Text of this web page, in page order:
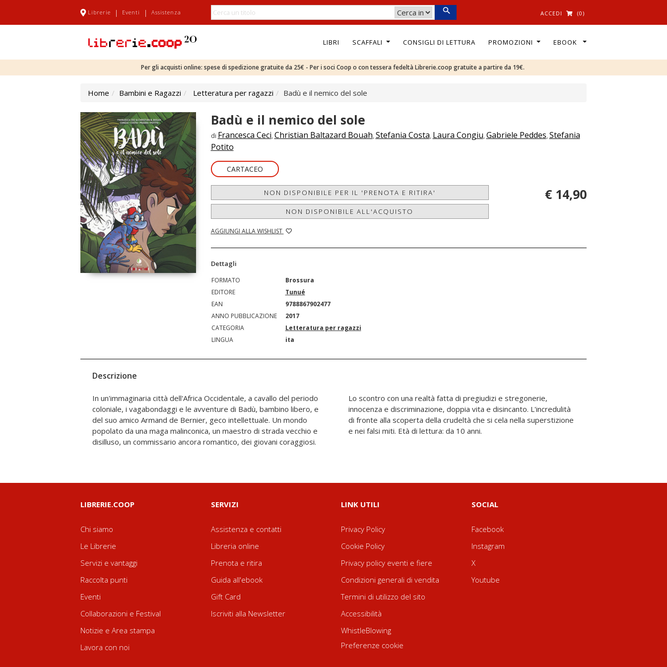
Librerie | Eventi | Assistenza ACCEDI (0)
LIBRI SCAFFALI CONSIGLI DI LETTURA PROMOZIONI EBOOK
Per gli acquisti online: spese di spedizione gratuite da 25€ - Per i soci Coop o con tessera fedeltà Librerie.coop gratuite a partire da 19€.
Home Bambini e Ragazzi Letteratura per ragazzi Badù e il nemico del sole
Badù e il nemico del sole
di Francesca Ceci, Christian Baltazard Bouah, Stefania Costa, Laura Congiu, Gabriele Peddes, Stefania
Potito
CARTACEO
NON DISPONIBILE PER IL 'PRENOTA E RITIRA'
NON DISPONIBILE ALL'ACQUISTO
AGGIUNGI ALLA WISHLIST
€ 14,90
Dettagli
FORMATO
Brossura
EDITORE
Tunué
EAN
9788867902477
ANNO PUBBLICAZIONE
2017
CATEGORIA
Letteratura per ragazzi
LINGUA
ita
Descrizione
In un'immaginaria città dell'Africa Occidentale, a cavallo del periodo
coloniale, i vagabondaggi e le avventure di Badù, bambino libero, e
del suo amico Armand de Bernier, geco intellettuale. Un mondo
popolato da una maga malinconica, un maestro di strada vecchio e
disilluso, un commissario ancora romantico, dei giovani coraggiosi.
Lo scontro con una realtà fatta di pregiudizi e stregonerie,
innocenza e discriminazione, doppia vita e disincanto. L'incredulità
di fronte alla scoperta della crudeltà che si cela nella superstizione
e nei falsi miti. Età di lettura: da 10 anni.
LIBRERIE.COOP
Chi siamo
Le Librerie
Servizi e vantaggi
Raccolta punti
Eventi
Collaborazioni e Festival
Notizie e Area stampa
Lavora con noi
SERVIZI
Assistenza e contatti
Libreria online
Prenota e ritira
Guida all'ebook
Gift Card
Iscriviti alla Newsletter
LINK UTILI
Privacy Policy
Cookie Policy
Privacy policy eventi e fiere
Condizioni generali di vendita
Termini di utilizzo del sito
Accessibilità
WhistleBlowing
Preferenze cookie
SOCIAL
Facebook
Instagram
X
Youtube